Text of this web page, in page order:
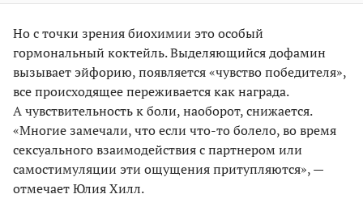
Но с точки зрения биохимии это особый
гормональный коктейль. Выделяющийся дофамин
вызывает эйфорию, появляется «чувство победителя»,
все происходящее переживается как награда.
А чувствительность к боли, наоборот, снижается.
«Многие замечали, что если что-то болело, во время
сексуального взаимодействия с партнером или
самостимуляции эти ощущения притупляются», —
отмечает Юлия Хилл.